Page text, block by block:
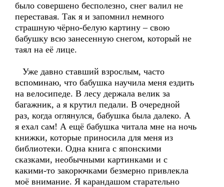
было совершено бесполезно, снег валил не
переставая. Так я и запомнил немного
страшную чёрно-белую картину – свою
бабушку всю занесенную снегом, который не
таял на её лице.
Уже давно ставший взрослым, часто
вспоминаю, что бабушка научила меня ездить
на велосипеде. В лесу держала велик за
багажник, а я крутил педали. В очередной
раз, когда оглянулся, бабушка была далеко. А
я ехал сам! А ещё бабушка читала мне на ночь
книжки, которые приносила для меня из
библиотеки. Одна книга с японскими
сказками, необычными картинками и с
какими-то закорючками безмерно привлекла
моё внимание. Я карандашом старательно